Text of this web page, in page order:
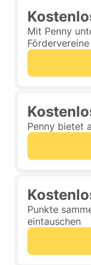
Mit Penny
Fördervereine
Penny bietet
Punkte
eintauschen